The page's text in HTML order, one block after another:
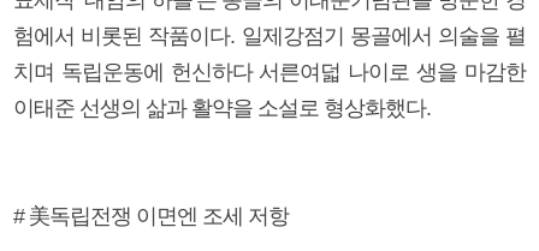
험에서 비롯된 작품이다. 일제강점기 몽골에서 의술을 펼
치며 독립운동에 헌신하다 서른여덟 나이로 생을 마감한
이태준 선생의 삶과 활약을 소설로 형상화했다.
# 美독립전쟁 이면엔 조세 저항